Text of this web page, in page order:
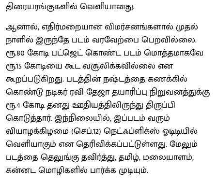
திரையரங்குகளில் வெளியானது.
ஆனால், எதிர்மறையான விமர்சனங்களால் முதல்
நாளில் இருந்தே படம் வரவேற்பை பெறவில்லை.
ரூ.80 கோடி பட்ஜெட் கொண்ட படம் மொத்தமாகவே
ரூ.15 கோடியை கூட வசூலிக்கவில்லை என
கூறப்படுகிறது. படத்தின் நஷ்டத்தை கணக்கில்
கொண்டு நடிகர் ரவி தேஜா தயாரிப்பு நிறுவனத்துக்கு
ரூ.4 கோடி தனது ஊதியத்திலிருந்து திருப்பி
கொடுத்தார். இந்நிலையில், இப்படம் வரும்
வியாழக்கிழமை (செப்.12) நெட்ஃப்ளிக்ஸ் ஓடிடியில்
வெளியாகும் என தெரிவிக்கப்பட்டுள்ளது. மேலும்
படத்தை தெலுங்கு தவிர்த்து, தமிழ், மலையாளம்,
கன்னட மொழிகளில் பார்க்க முடியும்.